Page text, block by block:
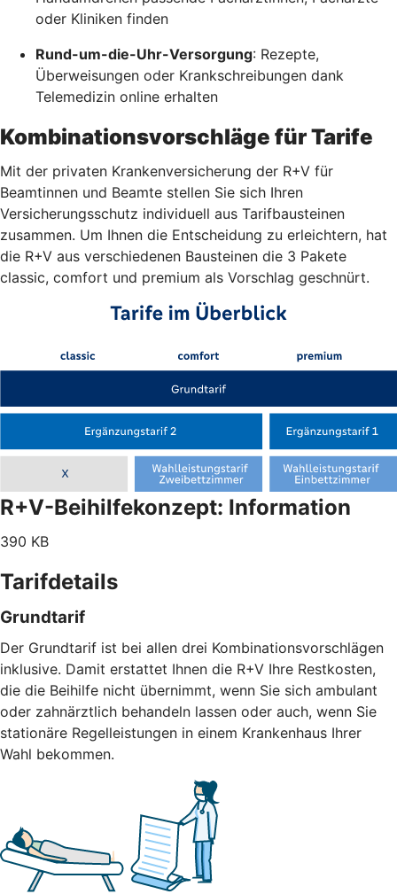
oder Kliniken finden
Rund-um-die-Uhr-Versorgung: Rezepte,
Überweisungen oder Krankschreibungen dank
Telemedizin online erhalten
Kombinationsvorschläge für Tarife
Mit der privaten Krankenversicherung der R+V für
Beamtinnen und Beamte stellen Sie sich Ihren
Versicherungsschutz individuell aus Tarifbausteinen
zusammen. Um Ihnen die Entscheidung zu erleichtern, hat
die R+V aus verschiedenen Bausteinen die 3 Pakete
classic, comfort und premium als Vorschlag geschnürt.
R+V-Beihilfekonzept: Information
390 KB
Tarifdetails
Grundtarif
Der Grundtarif ist bei allen drei Kombinationsvorschlägen
inklusive. Damit erstattet Ihnen die R+V Ihre Restkosten,
die die Beihilfe nicht übernimmt, wenn Sie sich ambulant
oder zahnärztlich behandeln lassen oder auch, wenn Sie
stationäre Regelleistungen in einem Krankenhaus Ihrer
Wahl bekommen.